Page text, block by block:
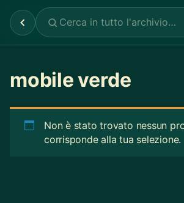
mobile verde
Non è stato trovato nessun
corrisponde alla tua selezione.